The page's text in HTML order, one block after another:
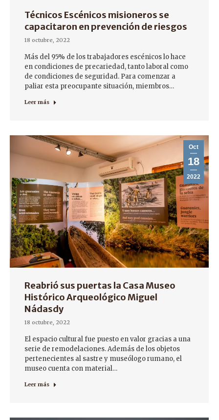
Técnicos Escénicos misioneros se
capacitaron en prevención de riesgos
18 octubre, 2022
Más del 95% de los trabajadores escénicos lo hace
en condiciones de precariedad, tanto laboral como
de condiciones de seguridad. Para comenzar a
paliar esta preocupante situación, miembros…
Leer más
Oct
18
2022
Reabrió sus puertas la Casa Museo
Histórico Arqueológico Miguel
Nádasdy
18 octubre, 2022
El espacio cultural fue puesto en valor gracias a una
serie de remodelaciones. Además de los objetos
pertenecientes al sastre y museólogo rumano, el
museo cuenta con material…
Leer más